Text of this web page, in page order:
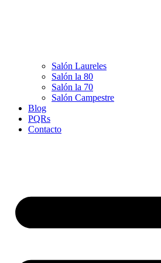
Salón Laureles
Salón la 80
Salón la 70
Salón Campestre
Blog
PQRs
Contacto